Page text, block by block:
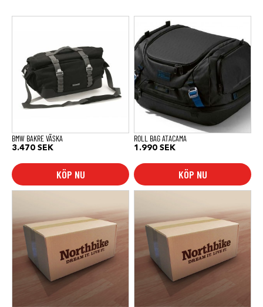
BMW BAKRE VÄSKA
3.470 SEK
KÖP NU
ROLL BAG ATACAMA
1.990 SEK
KÖP NU